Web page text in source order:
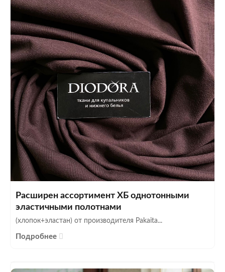
Расширен ассортимент ХБ однотонными
эластичными полотнами
(хлопок+эластан) от производителя Pakaita...
Подробнее